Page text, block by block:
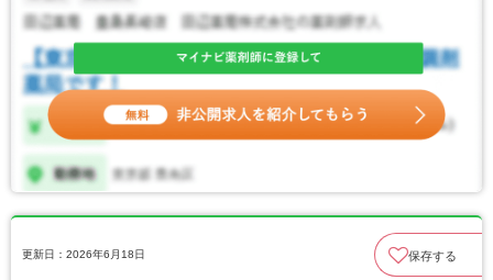
更新日：2026年6月18日 保存する